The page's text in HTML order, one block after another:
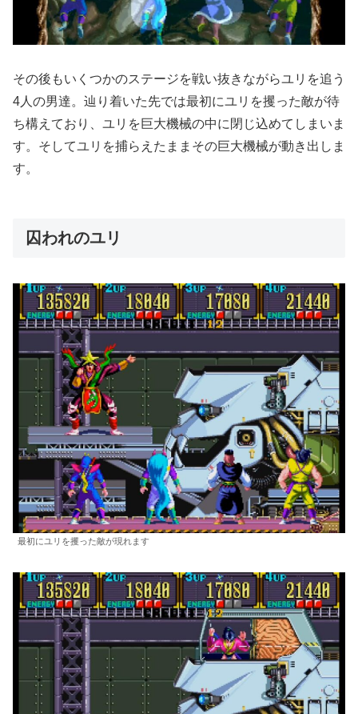
その後もいくつかのステージを戦い抜きながらユリを追う
4人の男達。辿り着いた先では最初にユリを攫った敵が待
ち構えており、ユリを巨大機械の中に閉じ込めてしまいま
す。そしてユリを捕らえたままその巨大機械が動き出しま
す。
囚われのユリ
最初にユリを攫った敵が現れます